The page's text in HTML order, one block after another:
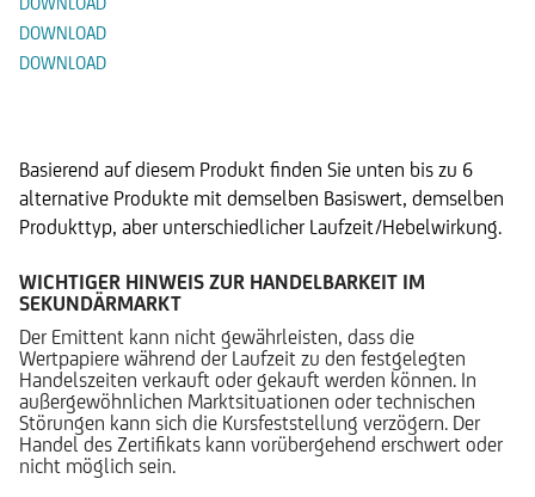
DOWNLOAD
DOWNLOAD
Basierend auf diesem Produkt finden Sie unten bis zu 6
alternative Produkte mit demselben Basiswert, demselben
Produkttyp, aber unterschiedlicher Laufzeit/Hebelwirkung.
WICHTIGER HINWEIS ZUR HANDELBARKEIT IM
SEKUNDÄRMARKT
Der Emittent kann nicht gewährleisten, dass die
Wertpapiere während der Laufzeit zu den festgelegten
Handelszeiten verkauft oder gekauft werden können. In
außergewöhnlichen Marktsituationen oder technischen
Störungen kann sich die Kursfeststellung verzögern. Der
Handel des Zertifikats kann vorübergehend erschwert oder
nicht möglich sein.